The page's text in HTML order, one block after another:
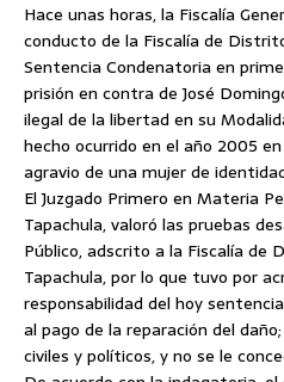
Hace unas horas, la Fiscalía
conducto de la Fiscalía de
Sentencia Condenatoria en
prisión en contra de José
ilegal de la libertad en su
hecho ocurrido en el año 2005
agravio de una mujer de
El Juzgado Primero en Materia
Tapachula, valoró las pruebas
Público, adscrito a la Fiscalía de
Tapachula, por lo que tuvo por
responsabilidad del hoy
al pago de la reparación del
civiles y políticos, y no se le